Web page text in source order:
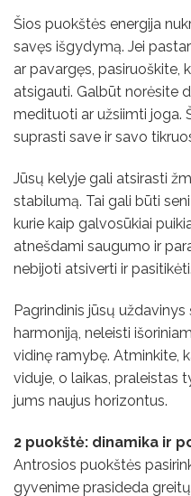
Šios puokštės energija
savęs išgydymą. Jei
ar pavargęs, pasiruoškite,
atsigauti. Galbūt norėsite
medituoti ar užsiimti joga.
suprasti save ir savo
Jūsų kelyje gali atsirasti
stabilumą. Tai gali būti
kurie kaip galvosūkiai
atnešdami saugumo ir
nebijoti atsiverti ir pasitikėti.
Pagrindinis jūsų
harmoniją, neleisti
vidinę ramybę. Atminkite,
viduje, o laikas, praleistas
jums naujus horizontus.
2 puokštė: dinamika ir
Antrosios puokštės
gyvenime prasideda